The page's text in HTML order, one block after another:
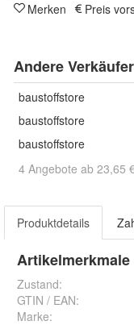
Merken Preis
Andere Verkäufer
baustoffstore
baustoffstore
baustoffstore
4 Angebote ab 23,65
Produktdetails
Artikelmerkmale
Zustand:
GTIN / EAN:
Marke: